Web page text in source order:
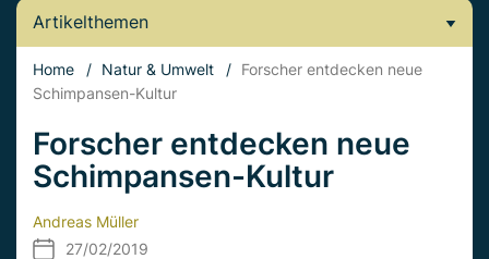
Artikelthemen
Home / Natur & Umwelt / Forscher entdecken neue
Schimpansen-Kultur
Forscher entdecken neue
Schimpansen-Kultur
Andreas Müller
27/02/2019